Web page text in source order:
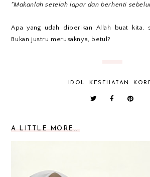
"Makanlah setelah lapar dan berhenti
Apa yang udah diberikan Allah buat kita,
Bukan justru merusaknya, betul?
IDOL KESEHATAN
A LITTLE MORE...